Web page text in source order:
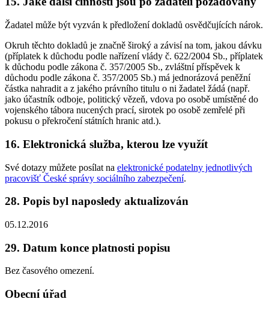
Žadatel může být vyzván k předložení dokladů osvědčujících nárok.
Okruh těchto dokladů je značně široký a závisí na tom, jakou dávku
(příplatek k důchodu podle nařízení vlády č. 622/2004 Sb., příplatek
k důchodu podle zákona č. 357/2005 Sb., zvláštní příspěvek k
důchodu podle zákona č. 357/2005 Sb.) má jednorázová peněžní
částka nahradit a z jakého právního titulu o ni žadatel žádá (např.
jako účastník odboje, politický vězeň, vdova po osobě umístěné do
vojenského tábora nucených prací, sirotek po osobě zemřelé při
pokusu o překročení státních hranic atd.).
16. Elektronická služba, kterou lze využít
Své dotazy můžete posílat na elektronické podatelny jednotlivých
pracovišť České správy sociálního zabezpečení.
28. Popis byl naposledy aktualizován
05.12.2016
29. Datum konce platnosti popisu
Bez časového omezení.
Obecní úřad